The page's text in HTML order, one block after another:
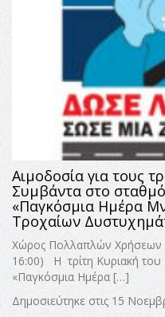
Αιμοδοσία για τους
Συμβάντα στο
«Παγκόσμια Ημέρα
Τροχαίων
Χώρος Πολλαπλών Χρήσεων
16:00) Η τρίτη Κυριακή του
«Παγκόσμια Ημέρα […]
Δημοσιεύτηκε στις 15